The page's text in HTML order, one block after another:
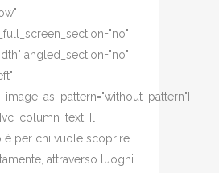
angled_section="no"
Il
è per chi vuole scoprire
attraverso luoghi